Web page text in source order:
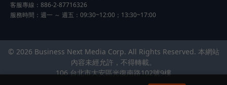
客服專線：886-2-87716326
服務時間：週一 ～ 週五：09:30~12:00；13:30~17:00
© 2026 Business Next Media Corp. All Rights Reserved. 本網站
內容未經允許，不得轉載。
106 台北市大安區光復南路102號9樓